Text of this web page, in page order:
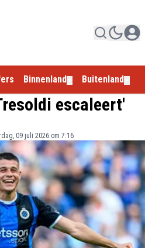
Binnenland Buitenland
escaleert'
09 juli 2026 om 7:16